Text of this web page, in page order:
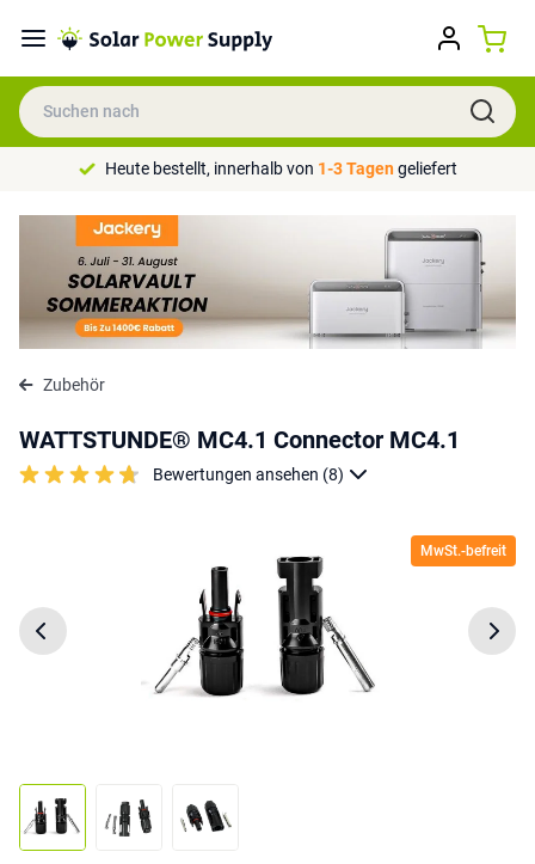
Heute bestellt, innerhalb von 1-3 Tagengeliefert
Zubehör
WATTSTUNDE® MC4.1 Connector MC4.1
Bewertungen ansehen (8)
MwSt.-befreit